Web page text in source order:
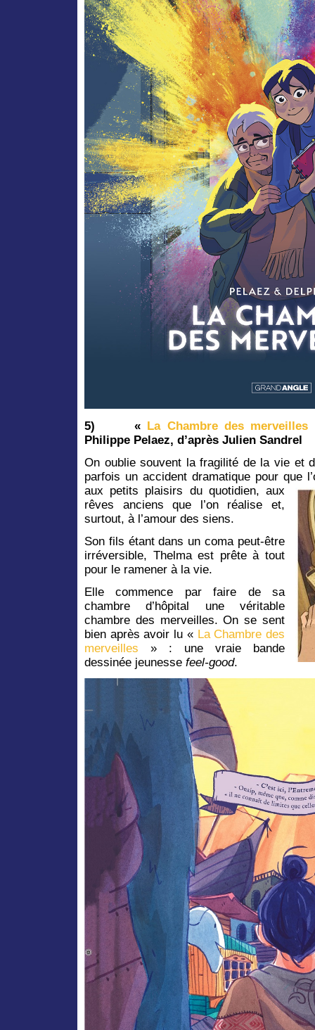
5) « La Chambre des merveilles
Philippe Pelaez, d’après Julien Sandrel
On oublie souvent la fragilité de la vie et
parfois un accident dramatique pour que
aux petits plaisirs du quotidien, aux
rêves anciens que l’on réalise et,
surtout, à l’amour des siens.
Son fils étant dans un coma peut-être
irréversible, Thelma est prête à tout
pour le ramener à la vie.
Elle commence par faire de sa
chambre d’hôpital une véritable
chambre des merveilles. On se sent
bien après avoir lu «La Chambre des
merveilles » : une vraie bande
dessinée jeunesse feel-good.